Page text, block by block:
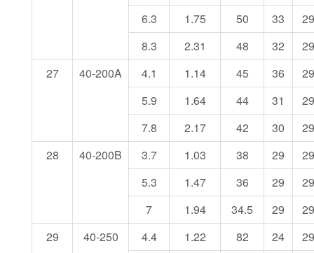
6.3
1.75 50 33
8.3
2.31 48 32
27
40-200A 4.1 1.14 45 36
5.9
1.64 44 31
7.8
2.17 42 30
28
40-200B 3.7 1.03 38 29
5.3
1.47 36 29
7
1.94 34.5 29
29
40-250 4.4 1.22 82 24